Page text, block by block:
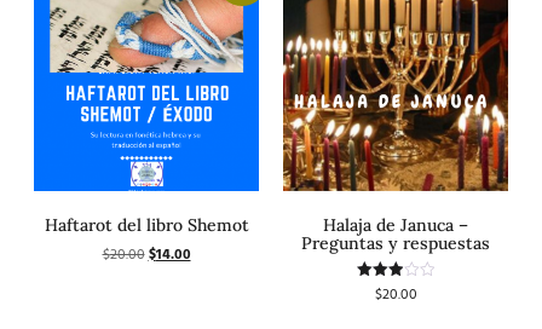
Haftarot del libro Shemot
$20.00$14.00
Halaja de Januca –
Preguntas y respuestas
Valorado
con
$20.00